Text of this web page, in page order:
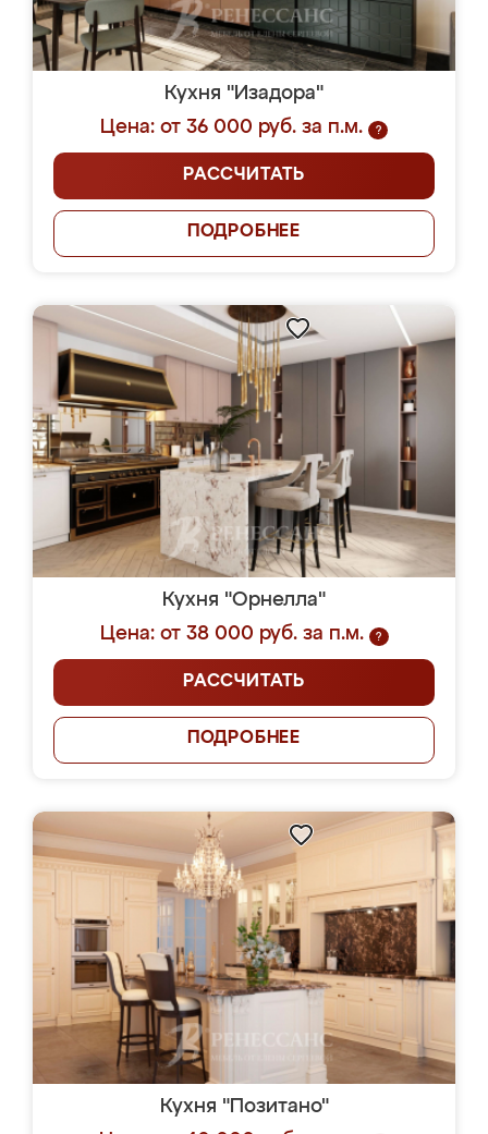
Кухня "Изадора"
Цена: от 36 000 руб. за п.м.
?
РАССЧИТАТЬ
ПОДРОБНЕЕ
Кухня "Орнелла"
Цена: от 38 000 руб. за п.м.
?
РАССЧИТАТЬ
ПОДРОБНЕЕ
Кухня "Позитано"